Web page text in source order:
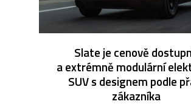
Slate je cenově
a extrémně modulární
SUV s designem podle
zákazníka